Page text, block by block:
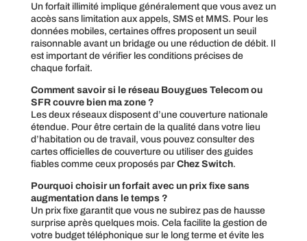
Un forfait illimité implique généralement que vous avez un
accès sans limitation aux appels, SMS et MMS. Pour les
données mobiles, certaines offres proposent un seuil
raisonnable avant un bridage ou une réduction de débit. Il
est important de vérifier les conditions précises de
chaque forfait.
Comment savoir si le réseau Bouygues Telecom ou
SFR couvre bien ma zone ?
Les deux réseaux disposent d’une couverture nationale
étendue. Pour être certain de la qualité dans votre lieu
d’habitation ou de travail, vous pouvez consulter des
cartes officielles de couverture ou utiliser des guides
fiables comme ceux proposés par Chez Switch.
Pourquoi choisir un forfait avec un prix fixe sans
augmentation dans le temps ?
Un prix fixe garantit que vous ne subirez pas de hausse
surprise après quelques mois. Cela facilite la gestion de
votre budget téléphonique sur le long terme et évite les